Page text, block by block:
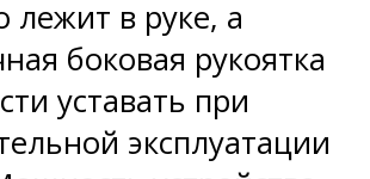
лежит в руке, а
боковая рукоятка
уставать при
эксплуатации